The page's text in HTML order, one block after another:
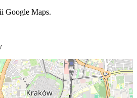
Google Maps.